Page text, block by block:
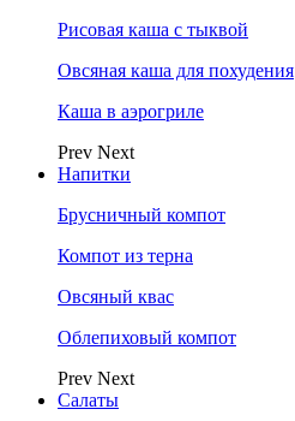
Рисовая каша с тыквой
Овсяная каша для похудения
Каша в аэрогриле
Prev Next
Напитки
Брусничный компот
Компот из терна
Овсяный квас
Облепиховый компот
Prev Next
Салаты